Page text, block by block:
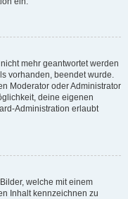
mehr geantwortet werden
vorhanden, beendet wurde.
Moderator oder Administrator
deine eigenen
Administration erlaubt
welche mit einem
Inhalt kennzeichnen zu